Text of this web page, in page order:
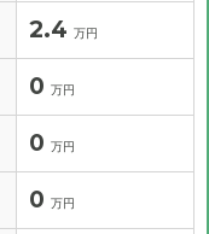
2.4 万円
0 万円
0 万円
0 万円